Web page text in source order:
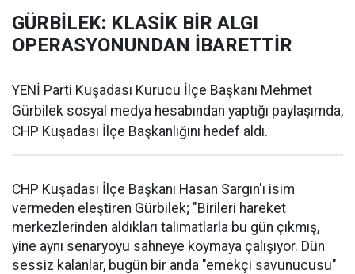
GÜRBİLEK: KLASİK BİR ALGI
OPERASYONUNDAN İBARETTİR
YENİ Parti Kuşadası Kurucu İlçe Başkanı Mehmet
Gürbilek sosyal medya hesabından yaptığı paylaşımda,
CHP Kuşadası İlçe Başkanlığını hedef aldı.
CHP Kuşadası İlçe Başkanı Hasan Sargın'ı isim
vermeden eleştiren Gürbilek; "Birileri hareket
merkezlerinden aldıkları talimatlarla bu gün çıkmış,
yine aynı senaryoyu sahneye koymaya çalışıyor. Dün
sessiz kalanlar, bugün bir anda "emekçi savunucusu"